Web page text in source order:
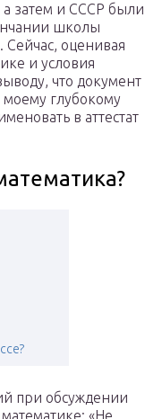
затем и СССР были
школы
Сейчас, оценивая
и условия
что документ
глубокому
в аттестат
при обсуждении
«Не